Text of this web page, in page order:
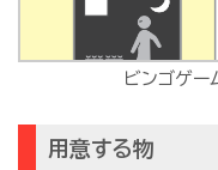
ビンゴゲー
用意する物